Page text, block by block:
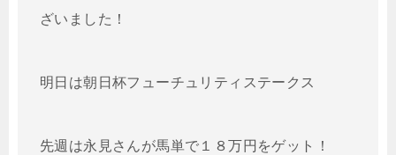
ざいました！
明日は朝日杯フューチュリティステークス
先週は永見さんが馬単で１８万円をゲット！